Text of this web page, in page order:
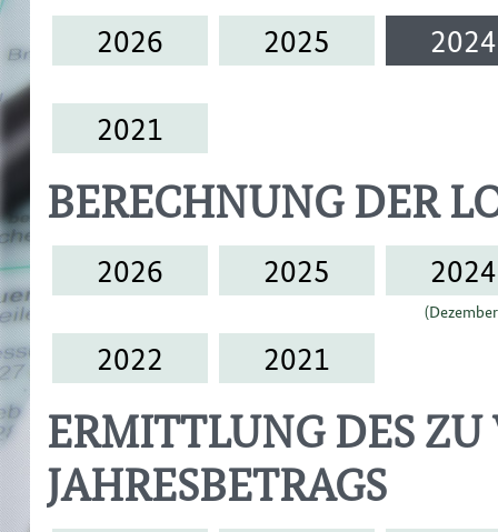
2026 2025 2024
2021
BERECHNUNG DER
2026 2025 2024
2022 2021
ERMITTLUNG DES
JAHRESBETRAGS